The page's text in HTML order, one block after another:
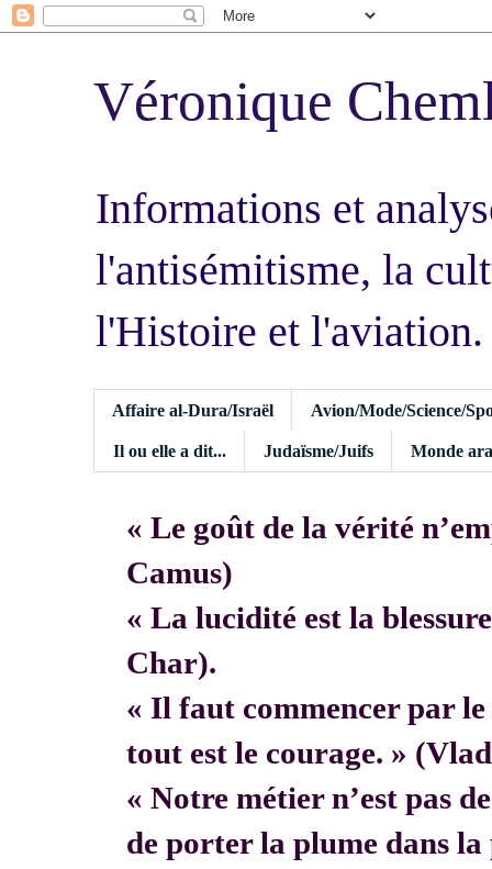
Véronique
Informations et
l'antisémitisme, la
l'Histoire et l'aviation.
Affaire al-Dura/Israël Avion/Mode/Science/
Il ou elle a dit... Judaïsme/Juifs Monde
« Le goût de la vérité
Camus)
« La lucidité est la
Char).
« Il faut commencer par le
tout est le courage. »
« Notre métier n’est pas
de porter la plume dans